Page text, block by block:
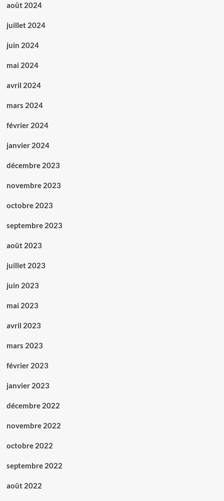
août 2024
juillet 2024
juin 2024
mai 2024
avril 2024
mars 2024
février 2024
janvier 2024
décembre 2023
novembre 2023
octobre 2023
septembre 2023
août 2023
juillet 2023
juin 2023
mai 2023
avril 2023
mars 2023
février 2023
janvier 2023
décembre 2022
novembre 2022
octobre 2022
septembre 2022
août 2022